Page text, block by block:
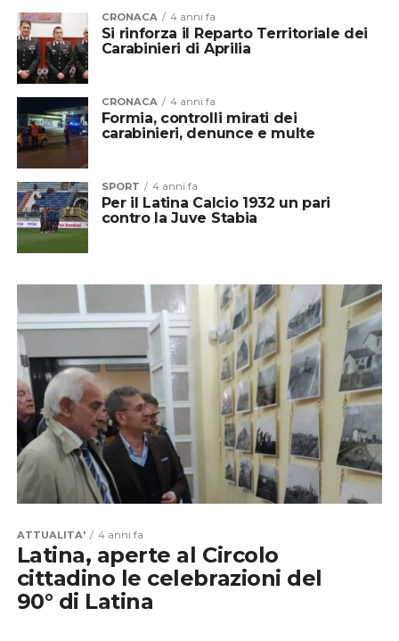
CRONACA 4 anni fa
Si rinforza il Reparto Territoriale dei
Carabinieri di Aprilia
CRONACA 4 anni fa
Formia, controlli mirati dei
carabinieri, denunce e multe
SPORT 4 anni fa
Per il Latina Calcio 1932 un pari
contro la Juve Stabia
ATTUALITA' 4 anni fa
Latina, aperte al Circolo
cittadino le celebrazioni del
90° di Latina